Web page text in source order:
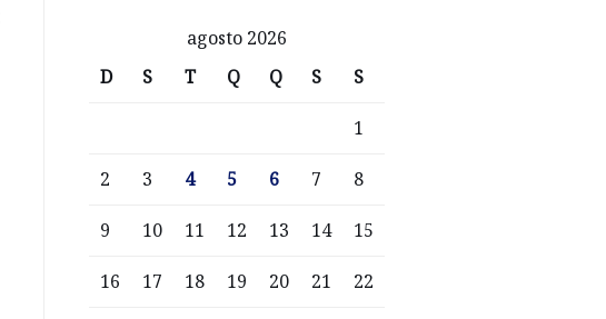
agosto 2026
D
S T Q Q S S
1
2 3 4 5 6 7 8
9 10 11 12 13 14 15
16 17 18 19 20 21 22